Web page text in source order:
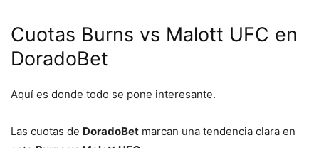
Cuotas Burns vs Malott UFC en
DoradoBet
Aquí es donde todo se pone interesante.
Las cuotas de DoradoBet marcan una tendencia clara en